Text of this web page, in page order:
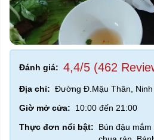
Đánh giá: 4,4/5 (462
Địa chỉ: Đường Đ.Mậu Thân,
Giờ mở cửa:
10:00 đến 21:00
Thực đơn nổi bật:
Bún đậu